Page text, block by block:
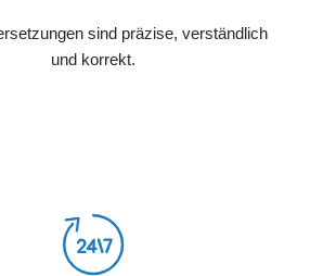
sind präzise, verständlich
und korrekt.